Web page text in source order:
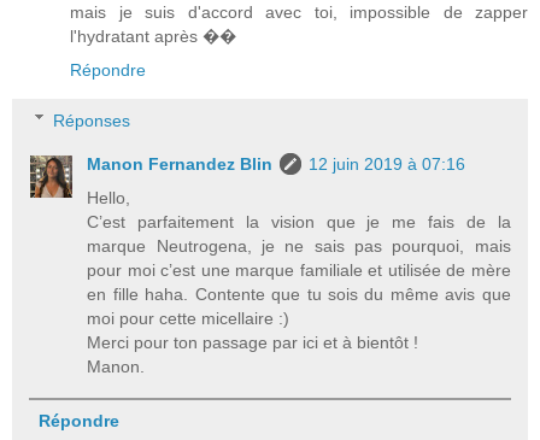
mais je suis d'accord avec toi, impossible de zapper
l'hydratant après ��
Répondre
Réponses
Manon Fernandez Blin
12 juin 2019 à 07:16
Hello,
C’est parfaitement la vision que je me fais de la
marque Neutrogena, je ne sais pas pourquoi, mais
pour moi c’est une marque familiale et utilisée de mère
en fille haha. Contente que tu sois du même avis que
moi pour cette micellaire :)
Merci pour ton passage par ici et à bientôt !
Manon.
Répondre